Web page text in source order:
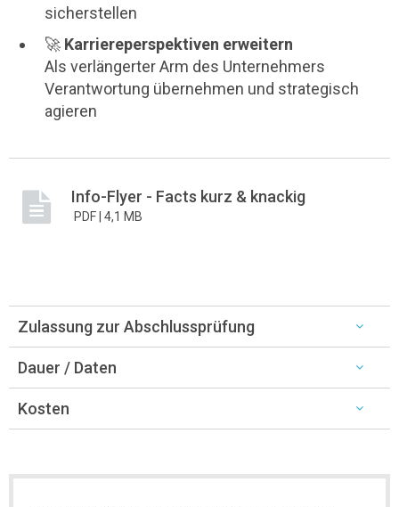
sicherstellen
🚀 Karriereperspektiven erweitern
Als verlängerter Arm des Unternehmers
Verantwortung übernehmen und strategisch
agieren
Info-Flyer - Facts kurz & knackig
PDF | 4,1 MB
Zulassung zur Abschlussprüfung
Dauer / Daten
Kosten